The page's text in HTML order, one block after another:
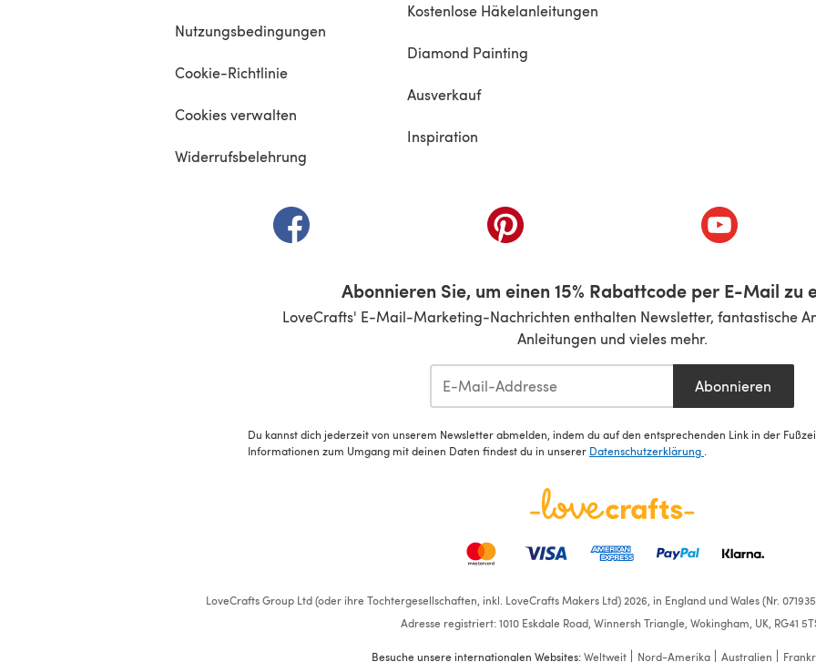
Nutzungsbedingungen
Cookie-Richtlinie
Cookies verwalten
Widerrufsbelehrung
Kostenlose Häkelanleitungen
Diamond Painting
Ausverkauf
Inspiration
(öffnet sich in einem neuen Tab)(öffnet sich in einem neuen Tab)(öffnet sich in
Abonnieren Sie, um einen 15% Rabattcode per E-Mail zu
LoveCrafts' E-Mail-Marketing-Nachrichten enthalten Newsletter, fantastische
Anleitungen und vieles mehr.
Abonnieren
Du kannst dich jederzeit von unserem Newsletter abmelden, indem du auf den entsprechenden Link in der
Informationen zum Umgang mit deinen Daten findest du in unserer Datenschutzerklärung .
LoveCrafts Group Ltd (oder ihre Tochtergesellschaften, inkl. LoveCrafts Makers Ltd) 2026, in England und Wales (Nr.
Adresse registriert: 1010 Eskdale Road, Winnersh Triangle, Wokingham, UK, RG41
Besuche unsere internationalen Websites:Weltweit Nord-Amerika Australien